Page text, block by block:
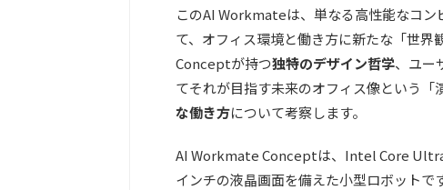
このAI Workmateは、単なる高性能なコン
て、オフィス環境と働き方に新たな「世
Conceptが持つ独特のデザイン哲学、ユー
てそれが目指す未来のオフィス像という「
な働き方について考察します。
AI Workmate Conceptは、Intel Core
インチの液晶画面を備えた小型ロボットで